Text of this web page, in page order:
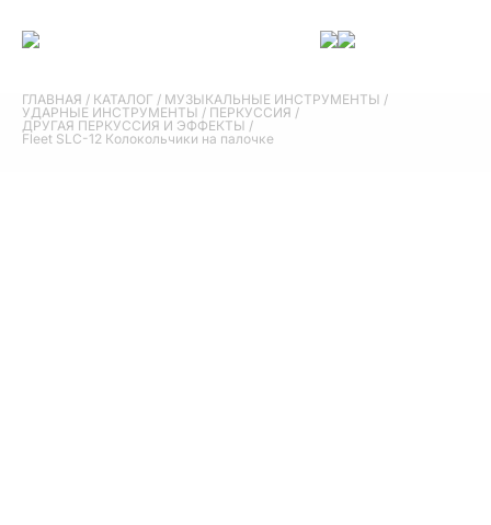
ГЛАВНАЯ / КАТАЛОГ / МУЗЫКАЛЬНЫЕ ИНСТРУМЕНТЫ /
УДАРНЫЕ ИНСТРУМЕНТЫ / ПЕРКУССИЯ /
ДРУГАЯ ПЕРКУССИЯ И ЭФФЕКТЫ /
Fleet SLC-12 Колокольчики на палочке